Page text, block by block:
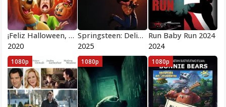
¡Feliz Halloween, Scooby-Doo!
2020
Springsteen: Deliver Me from Nowhere 2025
2025
Run Baby Run 2024
2024
1080p 1080p 1080p